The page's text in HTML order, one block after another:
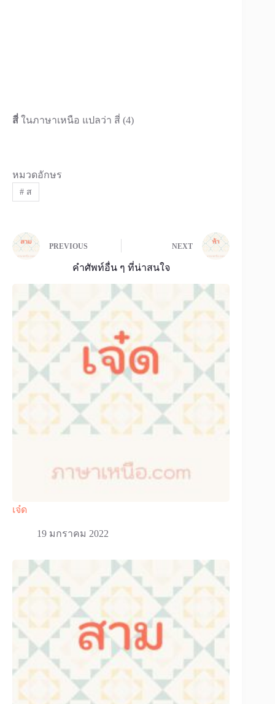
สี่ ในภาษาเหนือ แปลว่า สี่ (4)
หมวดอักษร
#ส
PREVIOUS NEXT
คำศัพท์อื่น ๆ ที่น่าสนใจ
เจ๋ด
19 มกราคม 2022